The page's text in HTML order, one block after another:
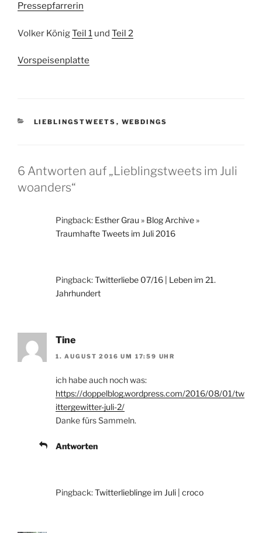
Pressepfarrerin
Volker KönigTeil 1 und Teil 2
Vorspeisenplatte
KATEGORIEN
LIEBLINGSTWEETS , WEBDINGS
6 Antworten auf „Lieblingstweets im Juli
woanders“
Pingback: Esther Grau » Blog Archive »
Traumhafte Tweets im Juli 2016
Pingback:Twitterliebe 07/16 | Leben im 21.
Jahrhundert
Tine
1. AUGUST 2016 UM 17:59 UHR
ich habe auch noch was:
https://doppelblog.wordpress.com/2016/08/01/tw
ittergewitter-juli-2/
Danke fürs Sammeln.
Antworten
Pingback:Twitterlieblinge im Juli | croco